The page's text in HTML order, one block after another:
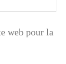
web pour la